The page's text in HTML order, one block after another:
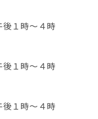
～４時
時～４時
時～４時